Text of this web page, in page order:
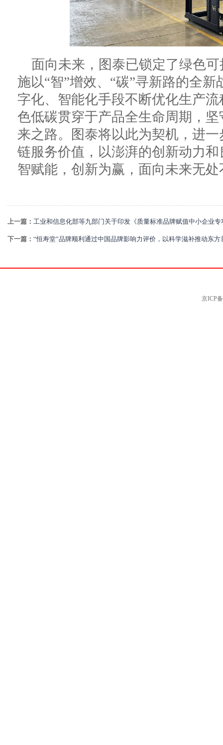
面向未来，图泰已锁定了绿色
施以“智”增效、“碳”寻新路的全
字化、智能化手段不断优化生产
色低碳贯穿于产品全生命周期，
来之路。图泰将以此为契机，进
链服务价值，以澎湃的创新动力
智赋能，创新为赢，面向未来无处
上一篇： 工业和信息化部等九部门关于印发《质量标准品牌赋值中小企业
下一篇： “恒寿堂”品牌顺利通过中国品牌影响力评价，以科学滋补推动东
京ICP